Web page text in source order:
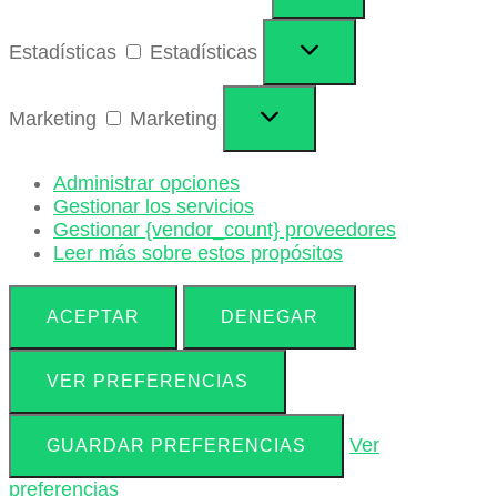
Estadísticas Estadísticas
Marketing Marketing
Administrar opciones
Gestionar los servicios
Gestionar {vendor_count} proveedores
Leer más sobre estos propósitos
ACEPTAR DENEGAR
VER PREFERENCIAS
GUARDAR PREFERENCIAS
Ver
preferencias